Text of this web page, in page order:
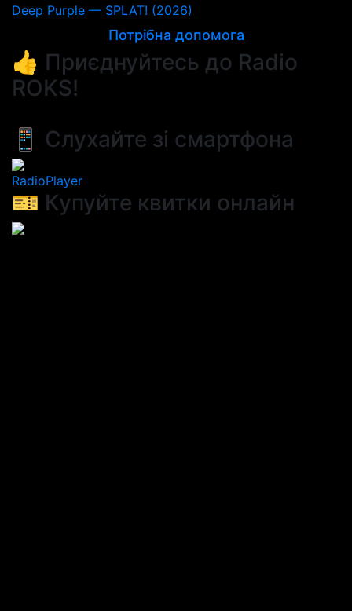
Deep Purple — SPLAT! (2026)
Потрібна допомога
👍 Приєднуйтесь до Radio
ROKS!
📱 Слухайте зі смартфона
RadioPlayer
🎫 Купуйте квитки онлайн